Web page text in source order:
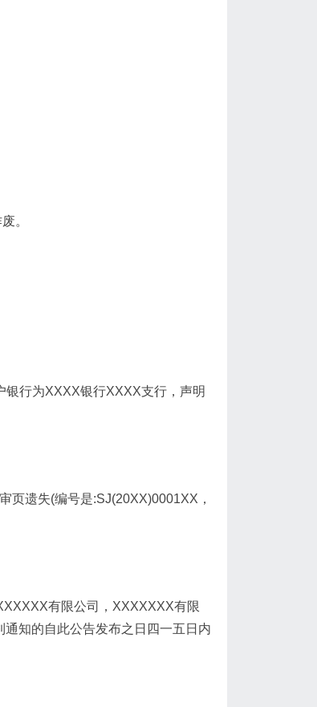
。
行为XXXX银行XXXX支行，声明
页遗失(编号是:SJ(20XX)0001XX，
有限公司，XXXXXXX有限
知的自此公告发布之日四一五日内